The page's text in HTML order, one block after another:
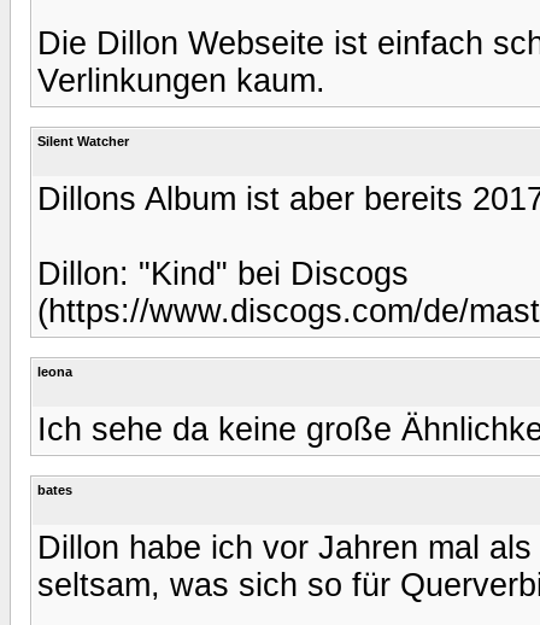
Die Dillon Webseite ist einfach
Verlinkungen kaum.
Silent Watcher
Dillons Album ist aber bereits
Dillon: "Kind" bei Discogs
(https://www.discogs.com/de/
leona
Ich sehe da keine große
bates
Dillon habe ich vor Jahren mal
seltsam, was sich so für